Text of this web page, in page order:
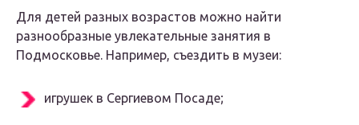
Для детей разных возрастов можно найти
разнообразные увлекательные занятия в
Подмосковье. Например, съездить в музеи:
игрушек в Сергиевом Посаде;